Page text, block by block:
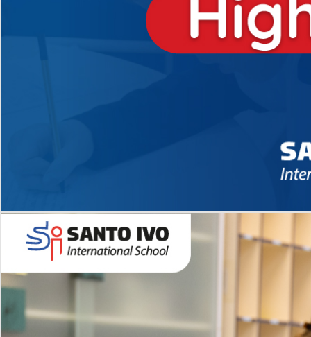
Novidades 2026 High School
EDUCAÇÃO INFANTIL
Inglês todos os dias